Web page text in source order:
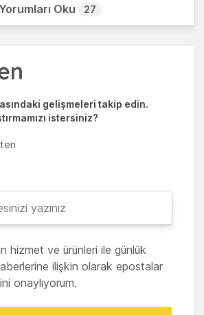
Yorumları Oku 27
gelişmeleri takip edin.
istersiniz?
hizmet ve ürünleri ile günlük
ilişkin olarak epostalar
onaylıyorum.